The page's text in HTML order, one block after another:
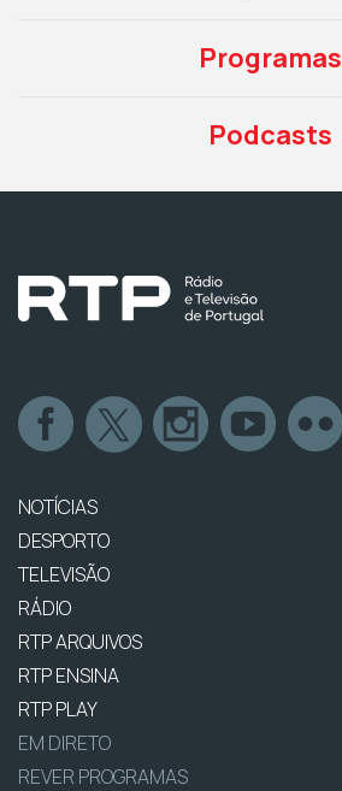
Programas
Podcasts
NOTÍCIAS
DESPORTO
TELEVISÃO
RÁDIO
RTP ARQUIVOS
RTP ENSINA
RTP PLAY
EM DIRETO
REVER PROGRAMAS